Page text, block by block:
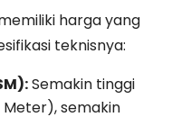
harga yang
teknisnya:
Semakin tinggi
Meter), semakin